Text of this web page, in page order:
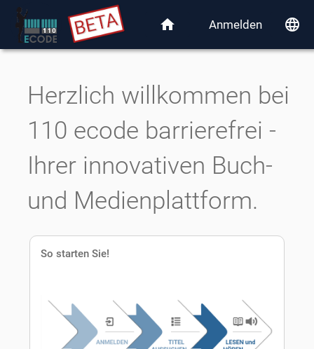
home Anmelden language
Herzlich willkommen bei
110 ecode barrierefrei -
Ihrer innovativen Buch-
und Medienplattform.
So starten Sie!